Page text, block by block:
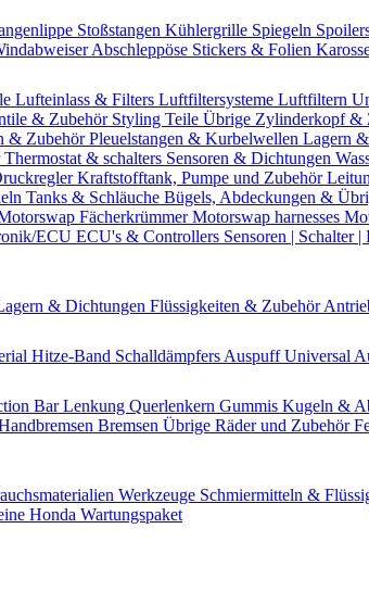
Stoßstangen Kühlergrille Spiegeln
Abschleppöse Stickers & Folien
Lufteinlass & Filters Luftfiltersysteme Luftfiltern
& Zubehör Styling Teile Übrige Zylinderkopf &
& ZubehörPleuelstangen & Kurbelwellen Lagern
Thermostat & schalters Sensoren & Dichtungen
Kraftstofftank, Pumpe und Zubehör
Tanks & Schläuche Bügels, Abdeckungen &
FächerkrümmerMotorswap harnesses
ECU ECU's & Controllers Sensoren | Schalter |
& Dichtungen Flüssigkeiten & Zubehör
Hitze-Band Schalldämpfers Auspuff Universal
BarLenkung Querlenkern Gummis Kugeln &
Bremsen Übrige Räder und Zubehör
Werkzeuge Schmiermitteln &
Honda Wartungspaket